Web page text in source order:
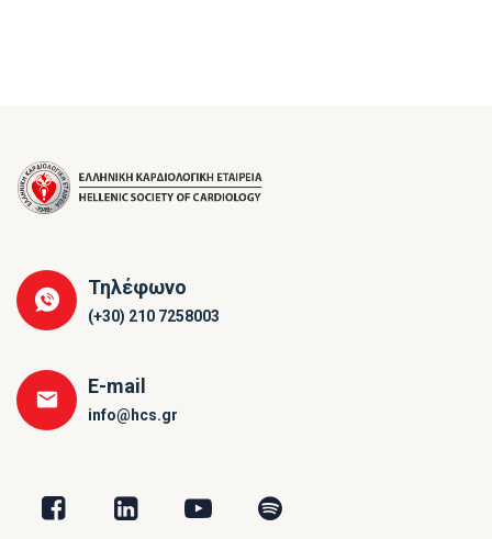
Τηλέφωνο
(+30) 210 7258003
E-mail
info@hcs.gr